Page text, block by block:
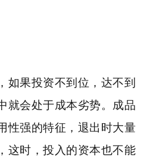
如果投资不到位，达不到
就会处于成本劣势。成品
性强的特征，退出时大量
这时，投入的资本也不能